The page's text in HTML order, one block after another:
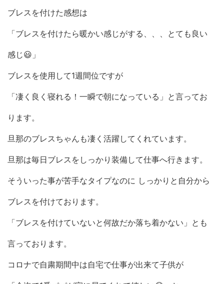
ブレスを付けた感想は
「ブレスを付けたら暖かい感じがする、、、とても良い
感じ😃」
ブレスを使用して1週間位ですが
「凄く良く寝れる！一瞬で朝になっている」と言ってお
ります。
旦那のブレスちゃんも凄く活躍してくれています。
旦那は毎日ブレスをしっかり装備して仕事へ行きます。
そういった事が苦手なタイプなのに しっかりと自分から
ブレスを付けております。
「ブレスを付けていないと何故だか落ち着かない」とも
言っております。
コロナで自粛期間中は自宅で仕事が出来て子供が